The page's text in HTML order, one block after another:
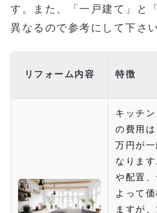
す。また、「一戸建て」と
異なるので参考にして下さい
リフォーム内容 特徴
キッチ
の費用
万円が一
なりま
や配置、
よって価
ますが